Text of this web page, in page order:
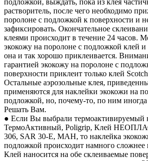
растворитель, после чего необходимо
поролоне с подложкой к поверхности и
зафиксировать. Окончательное
клеями происходит в течение 24 часов.
экокожу на поролоне с подложкой клей и
она и так хорошо приклеивается.
гарантией экокожу на поролоне с
поверхности приклеит только клей
Остальные аэрозольные клея,
применяются для наклейки экокожи на
подложкой, но, почему-то, по ним
Решать Вам.
● Если Вы выбрали термоактивируемый
ТермоАктивный, Poligrip, Клей
306, SAR 30-E, MAH, то наклейка
подложкой происходит намного
Клей наносится на обе склеиваемые